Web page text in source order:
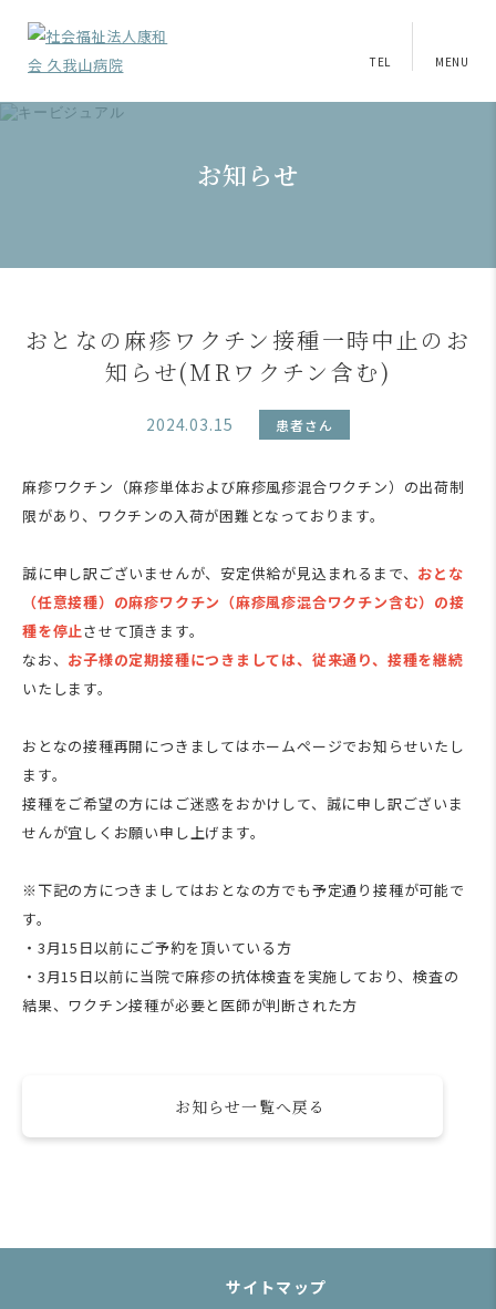
TEL MENU
お知らせ
おとなの麻疹ワクチン接種一時中止のお
知らせ(MRワクチン含む)
2024.03.15 患者さん
麻疹ワクチン（麻疹単体および麻疹風疹混合ワクチン）の出荷制
限があり、ワクチンの入荷が困難となっております。
誠に申し訳ございませんが、安定供給が見込まれるまで、 おとな
（任意接種）の麻疹ワクチン（麻疹風疹混合ワクチン含む）の接
種を停止させて頂きます。
なお、 お子様の定期接種につきましては、従来通り、接種を継続
いたします。
おとなの接種再開につきましてはホームページでお知らせいたし
ます。
接種をご希望の方にはご迷惑をおかけして、誠に申し訳ございま
せんが宜しくお願い申し上げます。
※下記の方につきましてはおとなの方でも予定通り接種が可能で
す。
・3月15日以前にご予約を頂いている方
・3月15日以前に当院で麻疹の抗体検査を実施しており、検査の
結果、ワクチン接種が必要と医師が判断された方
お知らせ一覧へ戻る
サイトマップ